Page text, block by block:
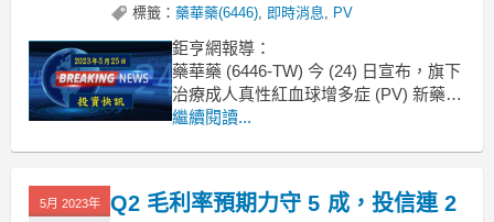
標籤： 藥華藥(6446), 即時消息, PV
鉅亨網報導：
藥華藥 (6446-TW) 今 (24) 日宣布，旗下
治療成人真性紅血球增多症 (PV) 新藥
Ropeg，獲日本厚生勞動省核准納入健
庫存股。
評論：
繼續閱讀...
5月 2023年
Q2 毛利率預期力守 5 成，投信連 2